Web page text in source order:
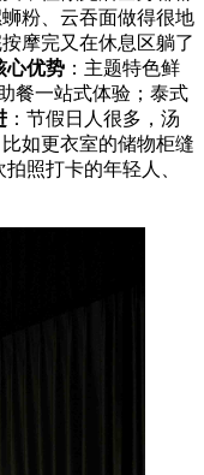
粉、云吞面做得很地
摩完又在休息区躺了
心优势 ：主题特色鲜
餐一站式体验；泰式
：节假日人很多，汤
如更衣室的储物柜缝
拍照打卡的年轻人、